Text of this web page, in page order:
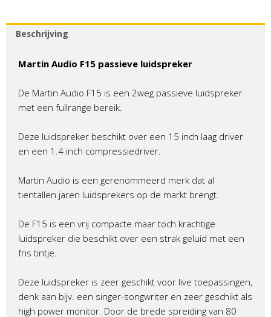
Beschrijving
Martin Audio F15 passieve luidspreker
De Martin Audio F15 is een 2weg passieve luidspreker
met een fullrange bereik.
Deze luidspreker beschikt over een 15 inch laag driver
en een 1.4 inch compressiedriver.
Martin Audio is een gerenommeerd merk dat al
tientallen jaren luidsprekers op de markt brengt.
De F15 is een vrij compacte maar toch krachtige
luidspreker die beschikt over een strak geluid met een
fris tintje.
Deze luidspreker is zeer geschikt voor live toepassingen,
denk aan bijv. een singer-songwriter en zeer geschikt als
high power monitor. Door de brede spreiding van 80